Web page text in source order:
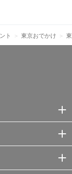
ト 東京おでかけ